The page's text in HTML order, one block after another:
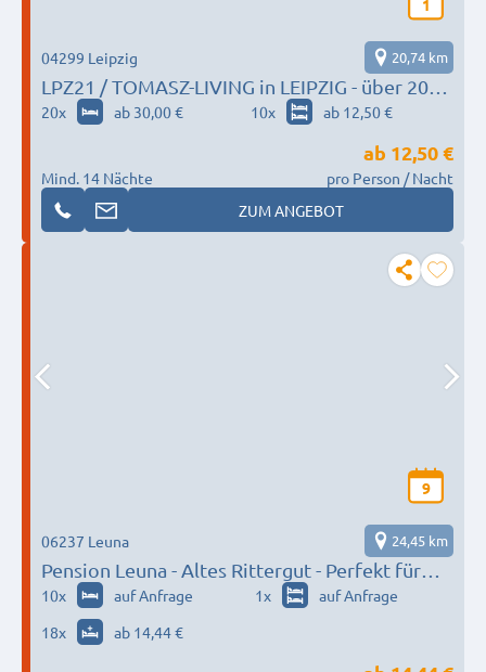
1
LPZ21 / TOMASZ-LIVING in LEIPZIG - über 200+
Einzelbetten
04299 Leipzig 20,74 km
20x ab 30,00 € 10x ab 12,50 €
Mind. 14 Nächte
ab 12,50 €
pro Person / Nacht
ZUM ANGEBOT
9
Pension Leuna - Altes Rittergut - Perfekt für
Monteure & Handwerker
06237 Leuna 24,45 km
10x auf Anfrage 1x
auf Anfrage
18x ab 14,44 €